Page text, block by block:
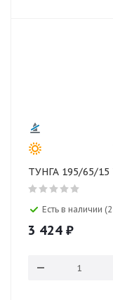
Есть в наличии
3 424 ₽